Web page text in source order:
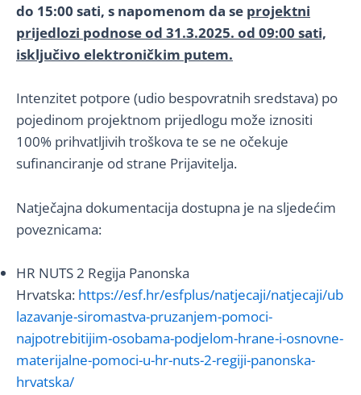
do 15:00 sati, s napomenom da se projektni
prijedlozi podnose od 31.3.2025. od 09:00 sati,
isključivo elektroničkim putem.
Intenzitet potpore (udio bespovratnih sredstava) po
pojedinom projektnom prijedlogu može iznositi
100% prihvatljivih troškova te se ne očekuje
sufinanciranje od strane Prijavitelja.
Natječajna dokumentacija dostupna je na sljedećim
poveznicama:
HR NUTS 2 Regija Panonska
Hrvatska: https://esf.hr/esfplus/natjecaji/natjecaji/ub
lazavanje-siromastva-pruzanjem-pomoci-
najpotrebitijim-osobama-podjelom-hrane-i-osnovne-
materijalne-pomoci-u-hr-nuts-2-regiji-panonska-
hrvatska/